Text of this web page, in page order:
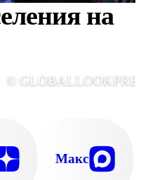
на
©
Макс